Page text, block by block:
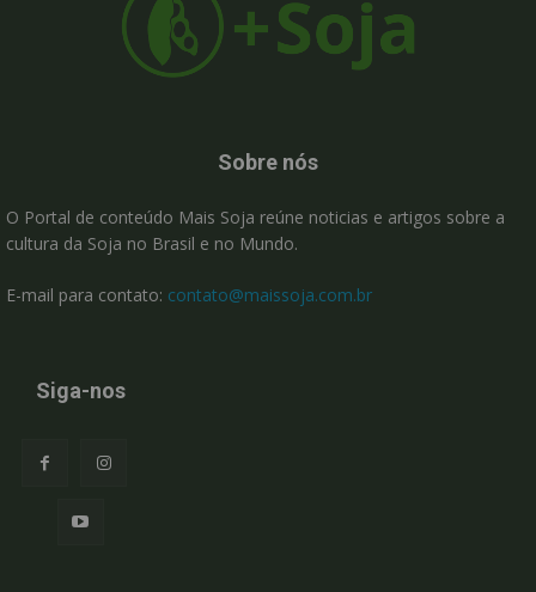
Sobre nós
O Portal de conteúdo Mais Soja reúne noticias e artigos sobre a
cultura da Soja no Brasil e no Mundo.
E-mail para contato: contato@maissoja.com.br
Siga-nos